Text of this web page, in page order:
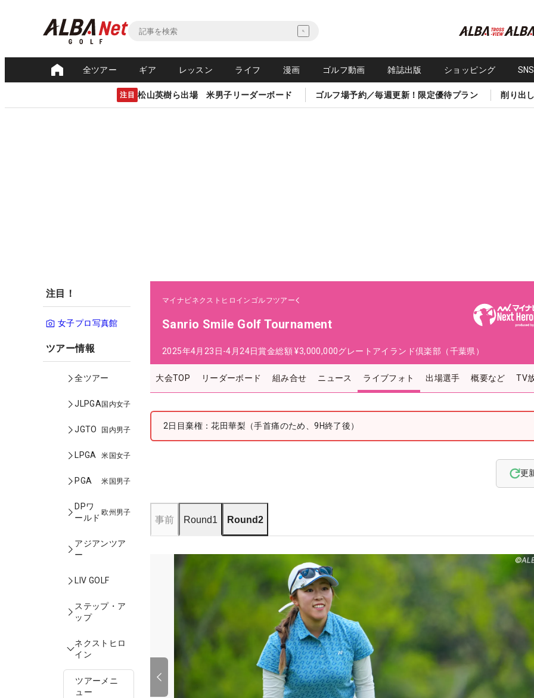
全ツアー ギア レッスン ライフ 漫画 ゴルフ動画 雑誌出版 ショッピング
注目 松山英樹ら出場 米男子リーダーボード ゴルフ場予約／毎週更新！限定優待プラン 削り出
注目！
女子プロ写真館
ツアー情報
全ツアー
JLPGA国内女子
JGTO 国内男子
LPGA 米国女子
PGA 米国男子
DPワ
ールド
欧州男子
アジアンツア
ー
LIV GOLF
ステップ・ア
ップ
ネクストヒロ
イン
ツアーメニ
ュー
マイナビネクストヒロインゴルフツアー
Sanrio Smile Golf Tournament
2025年4月23日-4月24日賞金総額 ¥3,000,000グレートアイランド倶楽部（千葉県）
大会TOP リーダーボード 組み合せ ニュース ライブフォト 出場選手 概要など TV
2日目棄権：花田華梨（手首痛のため、9H終了後）
更
事前 Round1 Round2